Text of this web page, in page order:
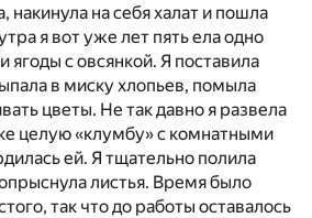
на себя халат и пошла
я вот уже лет пять ела одно
с овсянкой. Я поставила
в миску хлопьев, помыла
цветы. Не так давно я развела
целую «клумбу» с комнатными
ей. Я тщательно полила
листья. Время было
так что до работы оставалось